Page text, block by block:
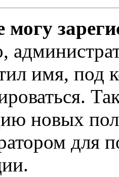
имя, под
новых
для